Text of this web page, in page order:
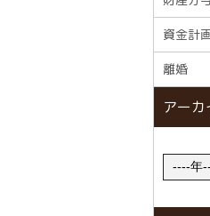
資金計
離婚
アーカ